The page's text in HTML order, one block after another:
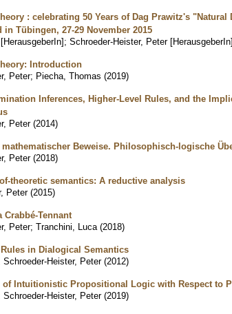
: celebrating 50 Years of Dag Prawitz's
in Tübingen, 27-29 November 2015
; Schroeder-Heister, Peter [HerausgeberIn]
Introduction
Peter; Piecha, Thomas (2019)
Inferences, Higher-Level Rules, and the
Peter (2014)
Beweise. Philosophisch-logische
Peter (2018)
theoretic semantics: A reductive analysis
Peter (2015)
Crabbé-Tennant
Peter; Tranchini, Luca (2018)
in Dialogical Semantics
Schroeder-Heister, Peter (2012)
of Intuitionistic Propositional Logic with Respect to
Schroeder-Heister, Peter (2019)